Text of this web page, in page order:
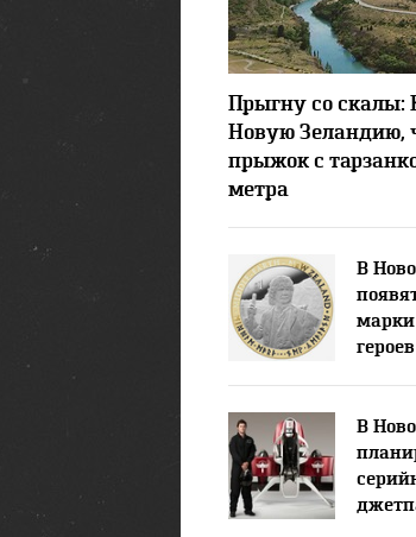
Прыгну со скалы:
Новую Зеландию,
прыжок с
метра
В
В